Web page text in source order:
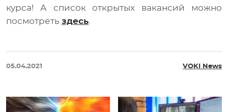
курса! А список открытых вакансий можно
посмотреть здесь
05.04.2021 VOKI News